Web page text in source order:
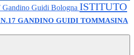
ISTITUTO
N.17 GANDINO GUIDI TOMMASINA